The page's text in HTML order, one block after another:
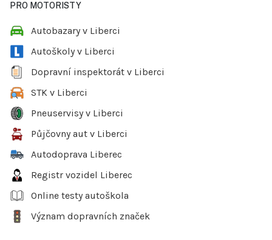
PRO MOTORISTY
Autobazary v Liberci
Autoškoly v Liberci
Dopravní inspektorát v Liberci
STK v Liberci
Pneuservisy v Liberci
Půjčovny aut v Liberci
Autodoprava Liberec
Registr vozidel Liberec
Online testy autoškola
Význam dopravních značek